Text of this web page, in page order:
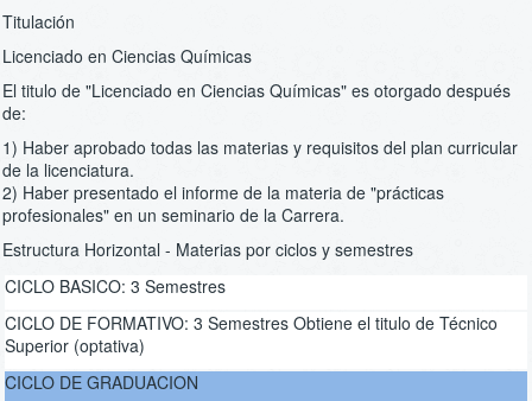
Titulación
Licenciado en Ciencias Químicas
El titulo de "Licenciado en Ciencias Químicas" es otorgado después
de:
1) Haber aprobado todas las materias y requisitos del plan curricular
de la licenciatura.
2) Haber presentado el informe de la materia de "prácticas
profesionales" en un seminario de la Carrera.
Estructura Horizontal - Materias por ciclos y semestres
CICLO BASICO: 3 Semestres
CICLO DE FORMATIVO: 3 Semestres Obtiene el titulo de Técnico
Superior (optativa)
CICLO DE GRADUACION